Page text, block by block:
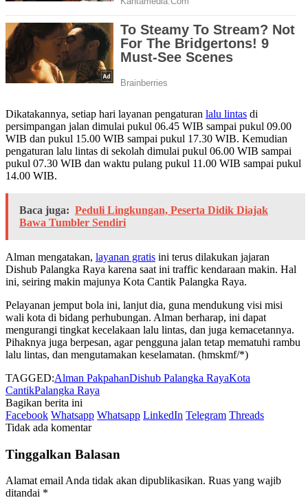
Dikatakannya, setiap hari layanan pengaturan lalu lintas di
persimpangan jalan dimulai pukul 06.45 WIB sampai pukul 09.00
WIB dan pukul 15.00 WIB sampai pukul 17.30 WIB. Kemudian
pengaturan lalu lintas di sekolah dimulai pukul 06.00 WIB sampai
pukul 07.30 WIB dan waktu pulang pukul 11.00 WIB sampai pukul
14.00 WIB.
Baca juga: Peduli Lingkungan, Peserta Didik Diajak
Bawa Tumbler Sendiri
Alman mengatakan, layanan gratis ini terus dilakukan jajaran
Dishub Palangka Raya karena saat ini traffic kendaraan makin. Hal
ini, seiring makin majunya Kota Cantik Palangka Raya.
Pelayanan jemput bola ini, lanjut dia, guna mendukung visi misi
wali kota di bidang perhubungan. Alman berharap, ini dapat
mengurangi tingkat kecelakaan lalu lintas, dan juga kemacetannya.
Pihaknya juga berpesan, agar pengguna jalan tetap mematuhi rambu
lalu lintas, dan mengutamakan keselamatan. (hmskmf/*)
TAGGED:Alman PakpahanDishub Palangka RayaKota
CantikPalangka Raya
Bagikan berita ini
Facebook Whatsapp Whatsapp LinkedIn Telegram Threads
Tidak ada komentar
Tinggalkan Balasan
Alamat email Anda tidak akan dipublikasikan. Ruas yang wajib
ditandai *